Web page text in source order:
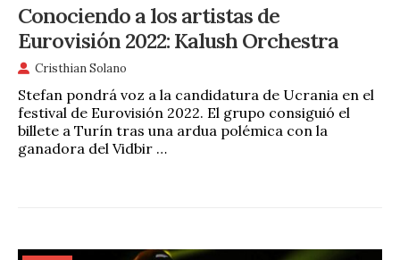
Conociendo a los artistas de
Eurovisión 2022: Kalush Orchestra
Cristhian Solano
Stefan pondrá voz a la candidatura de Ucrania en el
festival de Eurovisión 2022. El grupo consiguió el
billete a Turín tras una ardua polémica con la
ganadora del Vidbir …